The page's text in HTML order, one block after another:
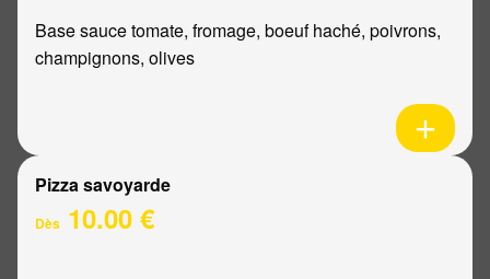
Base sauce tomate, fromage, boeuf haché, poivrons,
champignons, olives
Pizza savoyarde
Dès 10.00 €